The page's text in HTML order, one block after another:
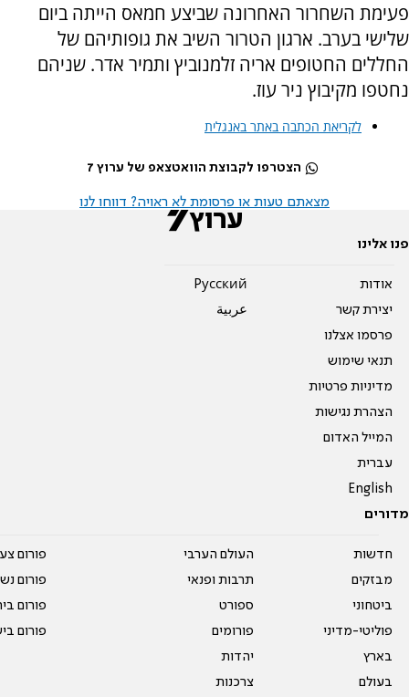
פעימת השחרור האחרונה שביצע חמאס הייתה ביום
שלישי בערב. ארגון הטרור השיב את גופותיהם של
החללים החטופים אריה זלמנוביץ ותמיר אדר. שניהם
נחטפו מקיבוץ ניר עוז.
לקריאת הכתבה באתר באנגלית
הצטרפו לקבוצת הוואטצאפ של ערוץ 7
מצאתם טעות או פרסומת לא ראויה? דווחו לנו
פנו אלינו
אודות
יצירת קשר
פרסמו אצלנו
תנאי שימוש
מדיניות פרטיות
הצהרת נגישות
המייל האדום
עברית
English
Pусский
عربية
מדורים
חדשות
מבזקים
ביטחוני
פוליטי-מדיני
בארץ
בעולם
העולם הערבי
תרבות ופנאי
ספורט
פורומים
יהדות
צרכנות
פורום
פורום
פורום
פורום